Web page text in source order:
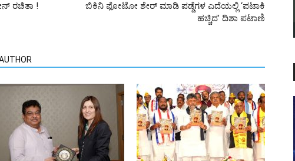
ರಚಿತಾ !
ಬಿಕಿನಿ ಫೋಟೋ ಶೇರ್ ಮಾಡಿ ಪಡ್ಡೆಗಳ ಎದೆಯಲ್ಲಿ ‘ಪಟಾಕಿ
ಹಚ್ಚಿದ’ ದಿಶಾ ಪಟಾಣಿ